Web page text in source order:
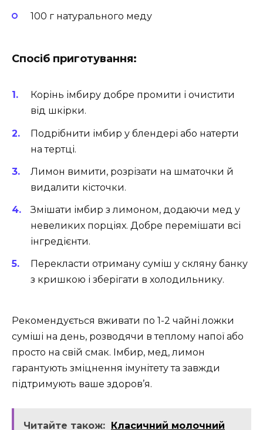
100 г натурального меду
Спосіб приготування:
Корінь імбиру добре промити і очистити
від шкірки.
Подрібнити імбир у блендері або натерти
на тертці.
Лимон вимити, розрізати на шматочки й
видалити кісточки.
Змішати імбир з лимоном, додаючи мед у
невеликих порціях. Добре перемішати всі
інгредієнти.
Перекласти отриману суміш у скляну банку
з кришкою і зберігати в холодильнику.
Рекомендується вживати по 1-2 чайні ложки
суміші на день, розводячи в теплому напої або
просто на свій смак. Імбир, мед, лимон
гарантують зміцнення імунітету та завжди
підтримують ваше здоров’я.
Читайте також: Класичний молочний